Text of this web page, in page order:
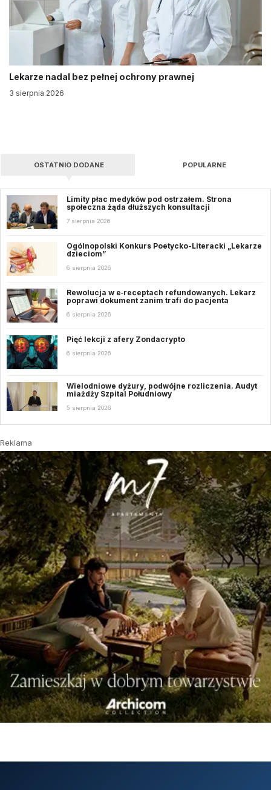
Lekarze nadal bez pełnej ochrony prawnej
3 sierpnia 2026
OSTATNIO DODANE POPULARNE
Limity płac medyków pod ostrzałem. Strona
społeczna żąda dłuższych konsultacji
7 sierpnia 2026
Ogólnopolski Konkurs Poetycko-Literacki „Lekarze
dzieciom”
6 sierpnia 2026
Rewolucja w e‑receptach refundowanych. Lekarz
poprawi dokument zanim trafi do pacjenta
6 sierpnia 2026
Pięć lekcji z afery Zondacrypto
6 sierpnia 2026
Wielodniowe dyżury, podwójne rozliczenia. Audyt
miażdży Szpital Południowy
5 sierpnia 2026
Reklama